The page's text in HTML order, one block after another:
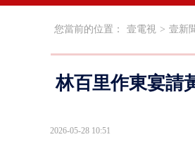
您當前的位置： 壹電視 > 壹新
林百里作東宴請
2026-05-28 10:51